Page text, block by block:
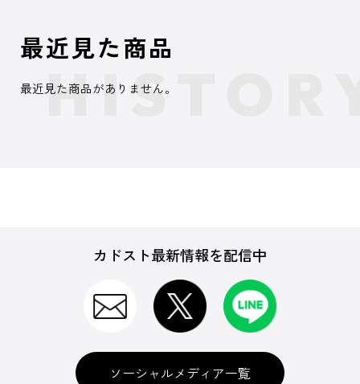
最近見た商品
最近見た商品がありません。
カドスト最新情報を配信中
ソーシャルメディア一覧